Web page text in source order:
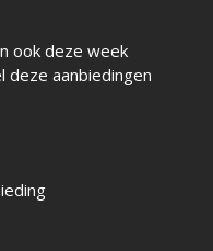
ook deze week
aanbiedingen